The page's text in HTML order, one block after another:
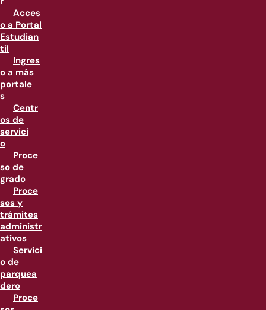
Acces
o a Portal
Estudian
til
Ingres
o a más
portale
s
Centr
os de
servici
o
Proce
so de
grado
Proce
sos y
trámites
administr
ativos
Servici
o de
parquea
dero
Proce